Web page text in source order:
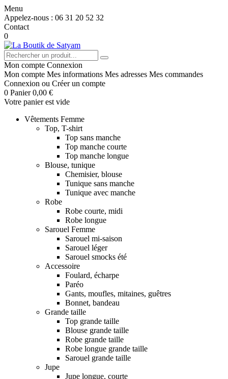
Menu
Appelez-nous : 06 31 20 52 32
Contact
0
Mon compte Connexion
Mon compte Mes informations Mes adresses Mes commandes
Connexion ou Créer un compte
0 Panier 0,00 €
Votre panier est vide
Vêtements Femme
Top, T-shirt
Top sans manche
Top manche courte
Top manche longue
Blouse, tunique
Chemisier, blouse
Tunique sans manche
Tunique avec manche
Robe
Robe courte, midi
Robe longue
Sarouel Femme
Sarouel mi-saison
Sarouel léger
Sarouel smocks été
Accessoire
Foulard, écharpe
Paréo
Gants, moufles, mitaines, guêtres
Bonnet, bandeau
Grande taille
Top grande taille
Blouse grande taille
Robe grande taille
Robe longue grande taille
Sarouel grande taille
Jupe
Jupe longue, courte